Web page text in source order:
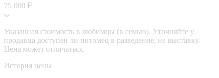
75 000 ₽
Указанная стоимость в любимцы (в семью). Уточняйте у
продавца доступен ли питомец в разведение, на выставку.
Цена может отличаться.
История цены